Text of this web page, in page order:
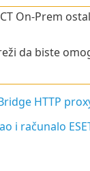
On-Prem
da biste
HTTP
i računalo